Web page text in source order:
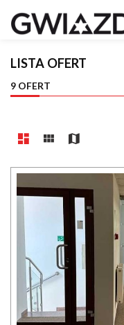
LISTA OFERT
9 OFERT